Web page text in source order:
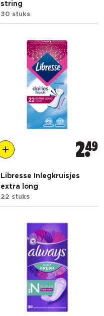
string
30 stuks
249
Libresse Inlegkruisjes
extra long
22 stuks